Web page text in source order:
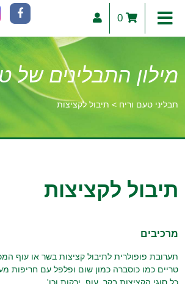
0
מילון התבלינים של
תבליני טעם וריח > תיבול לקציצות
תיבול לקציצות
מרכיבים
תערובת פופולרית לתיבול קציצות בשר או עוף
טריים כמו כוסברה כמון שום ופלפל עם חריפות